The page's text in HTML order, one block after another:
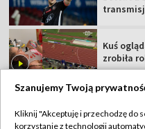
Kuś
zrobiła
Szanujemy Twoją
Kliknij "Akceptuję i przechodzę do
korzystanie z technologii